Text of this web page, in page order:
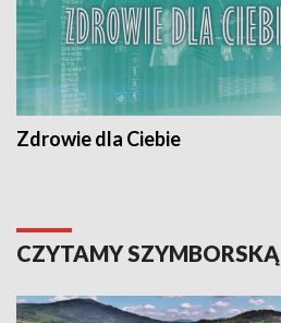
Zdrowie dla Ciebie
CZYTAMY SZYMBORSKĄ